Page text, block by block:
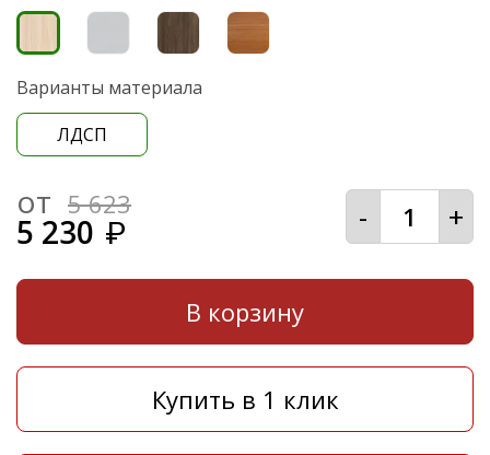
Варианты материала
ЛДСП
от 5 623
5 230 ₽ - +
В корзину
Купить в 1 клик